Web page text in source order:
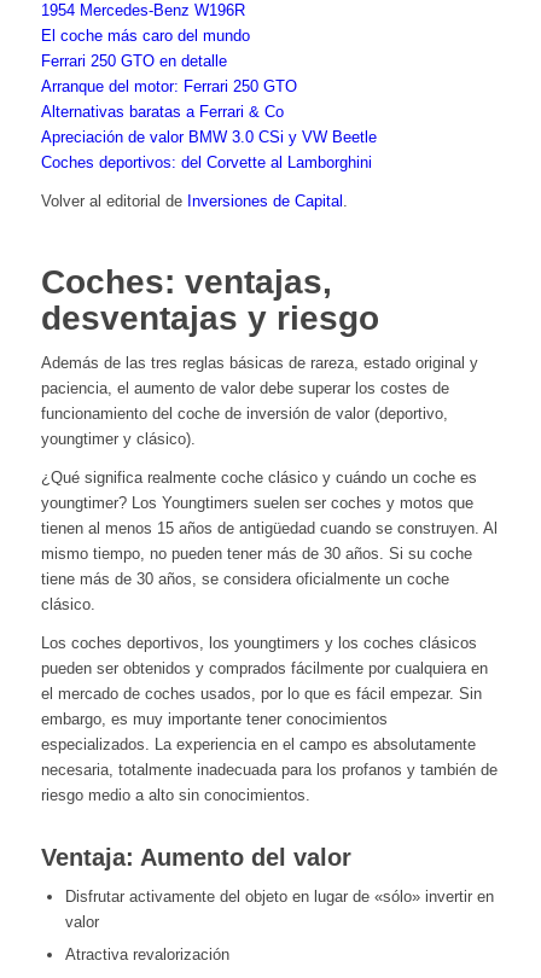
1954 Mercedes-Benz W196R
El coche más caro del mundo
Ferrari 250 GTO en detalle
Arranque del motor: Ferrari 250 GTO
Alternativas baratas a Ferrari & Co
Apreciación de valor BMW 3.0 CSi y VW Beetle
Coches deportivos: del Corvette al Lamborghini
Volver al editorial de Inversiones de Capital .
Coches: ventajas,
desventajas y riesgo
Además de las tres reglas básicas de rareza, estado original y
paciencia, el aumento de valor debe superar los costes de
funcionamiento del coche de inversión de valor (deportivo,
youngtimer y clásico).
¿Qué significa realmente coche clásico y cuándo un coche es
youngtimer? Los Youngtimers suelen ser coches y motos que
tienen al menos 15 años de antigüedad cuando se construyen. Al
mismo tiempo, no pueden tener más de 30 años. Si su coche
tiene más de 30 años, se considera oficialmente un coche
clásico.
Los coches deportivos, los youngtimers y los coches clásicos
pueden ser obtenidos y comprados fácilmente por cualquiera en
el mercado de coches usados, por lo que es fácil empezar. Sin
embargo, es muy importante tener conocimientos
especializados. La experiencia en el campo es absolutamente
necesaria, totalmente inadecuada para los profanos y también de
riesgo medio a alto sin conocimientos.
Ventaja: Aumento del valor
Disfrutar activamente del objeto en lugar de «sólo» invertir en
valor
Atractiva revalorización